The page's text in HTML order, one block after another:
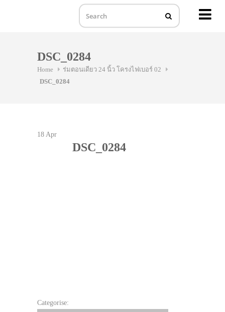
DSC_0284
Home
ร่มตอนเดียว 24 นิ้ว โครงไฟเบอร์ 02
DSC_0284
18 Apr
DSC_0284
Categorise: